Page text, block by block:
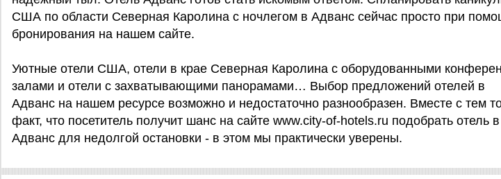
США по области Северная Каролина с ночлегом в Адванс сейчас просто при
бронирования на нашем сайте.
Уютные отели США, отели в крае Северная Каролина с оборудованными
залами и отели с захватывающими панорамами… Выбор предложений отелей в
Адванс на нашем ресурсе возможно и недостаточно разнообразен. Вместе с тем
факт, что посетитель получит шанс на сайте www.city-of-hotels.ru подобрать отель в
Адванс для недолгой остановки - в этом мы практически уверены.